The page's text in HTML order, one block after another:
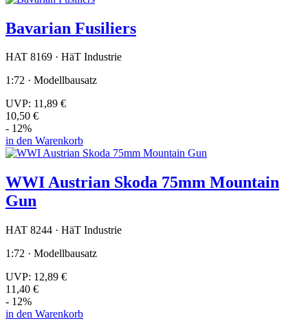
Bavarian Fusiliers
HAT 8169 · HäT Industrie
1:72 · Modellbausatz
UVP: 11,89 €
10,50 €
- 12%
in den Warenkorb
WWI Austrian Skoda 75mm Mountain
Gun
HAT 8244 · HäT Industrie
1:72 · Modellbausatz
UVP: 12,89 €
11,40 €
- 12%
in den Warenkorb